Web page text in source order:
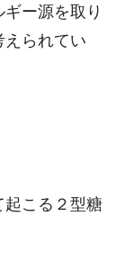
ー源を取り
られてい
起こる２型糖